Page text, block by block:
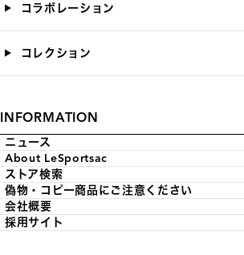
コラボレーション
コレクション
INFORMATION
ニュース
About LeSportsac
ストア検索
偽物・コピー商品にご注意ください
会社概要
採用サイト